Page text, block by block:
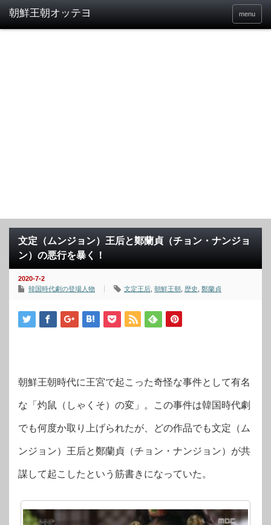
menu
文定（ムンジョン）王后と鄭蘭貞（チョン・ナンジョ
ン）の悪行を暴く！
2020-7-2
韓国時代劇の登場人物
文定王后 朝鮮王朝 歴史 鄭蘭貞
朝鮮王朝時代に王宮で起こった奇怪な事件として有名
な「灼鼠（しゃくそ）の変」。この事件は韓国時代劇
でも何度か取り上げられたが、どの作品でも文定（ム
ンジョン）王后と鄭蘭貞（チョン・ナンジョン）が共
謀して起こしたという筋書きになっていた。